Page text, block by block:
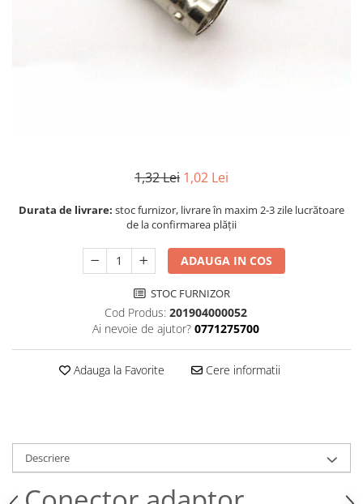
1,32 Lei 1,02 Lei
Durata de livrare: stoc furnizor, livrare în maxim 2-3 zile lucrătoare
de la confirmarea plății
ADAUGA IN COS
STOC FURNIZOR
Cod Produs: 201904000052
Ai nevoie de ajutor? 0771275700
Adauga la Favorite Cere informatii
Descriere